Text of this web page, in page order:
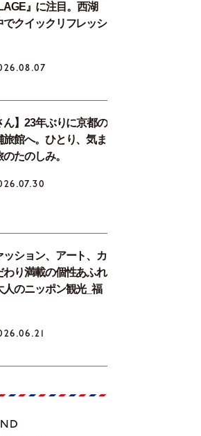
』に注目。西湖
でクイックリフレッシ
ん】23年ぶりに京都の
館へ。ひとり、気ま
たのしみ。
ッション、アート、カ
り満載の個性あふれ
人のニッポン観光_福